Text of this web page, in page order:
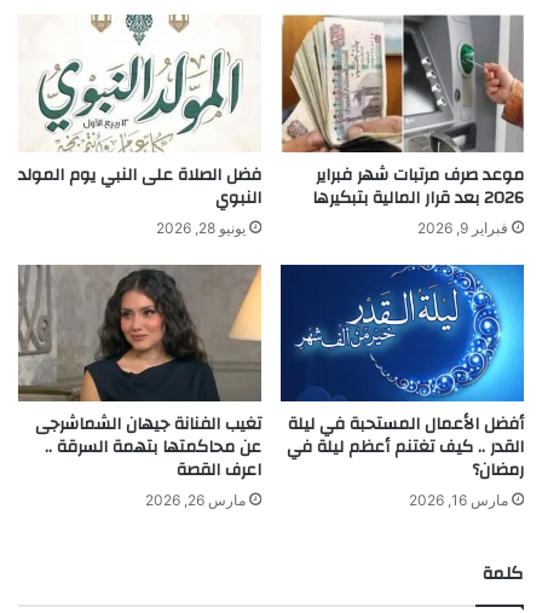
موعد صرف مرتبات شهر فبراير
2026 بعد قرار المالية بتبكيرها
فبراير 9, 2026
فضل الصلاة على النبي يوم المولد
النبوي
يونيو 28, 2026
أفضل الأعمال المستحبة في ليلة
القدر .. كيف تغتنم أعظم ليلة في
رمضان؟
مارس 16, 2026
تغيب الفنانة جيهان الشماشرجى
عن محاكمتها بتهمة السرقة ..
اعرف القصة
مارس 26, 2026
كلمة